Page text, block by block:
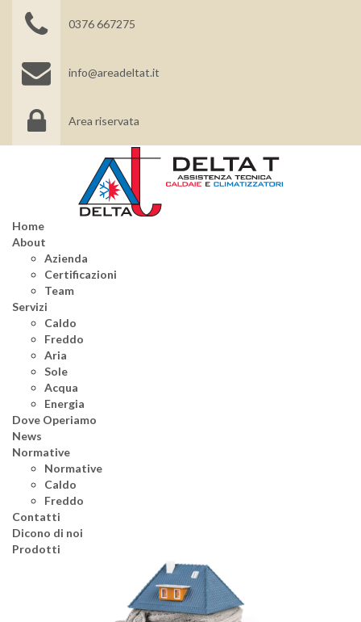
0376 667275
info@areadeltat.it
Area riservata
Home
About
Azienda
Certificazioni
Team
Servizi
Caldo
Freddo
Aria
Sole
Acqua
Energia
Dove Operiamo
News
Normative
Normative
Caldo
Freddo
Contatti
Dicono di noi
Prodotti